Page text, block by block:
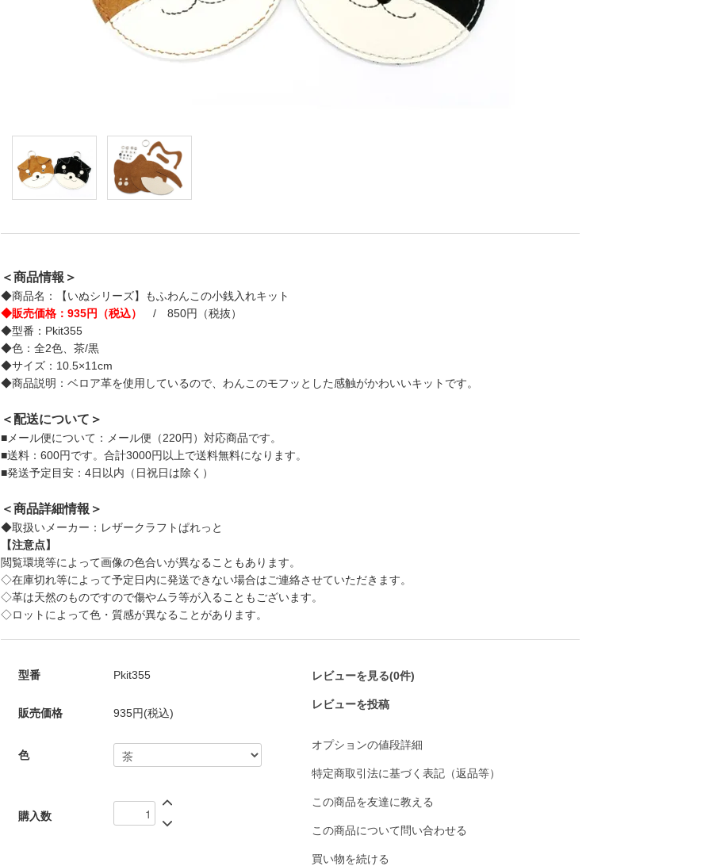
＜商品情報＞
◆商品名：【いぬシリーズ】もふわんこの小銭入れキット
◆販売価格：935円（税込）
/ 850円（税抜）
◆型番：Pkit355
◆色：全2色、茶/黒
◆サイズ：10.5×11cm
◆商品説明：ベロア革を使用しているので、わんこのモフッとした感触がかわいいキットです。
＜配送について＞
■メール便について：メール便（220円）対応商品です。
■送料：600円です。合計3000円以上で送料無料になります。
■発送予定目安：4日以内（日祝日は除く）
＜商品詳細情報＞
◆取扱いメーカー：レザークラフトぱれっと
【注意点】
閲覧環境等によって画像の色合いが異なることもあります。
◇在庫切れ等によって予定日内に発送できない場合はご連絡させていただきます。
◇革は天然のものですので傷やムラ等が入ることもございます。
◇ロットによって色・質感が異なることがあります。
型番 Pkit355
販売価格 935円(税込)
色
購入数
レビューを見る(0件)
レビューを投稿
オプションの値段詳細
特定商取引法に基づく表記（返品等）
この商品を友達に教える
この商品について問い合わせる
買い物を続ける